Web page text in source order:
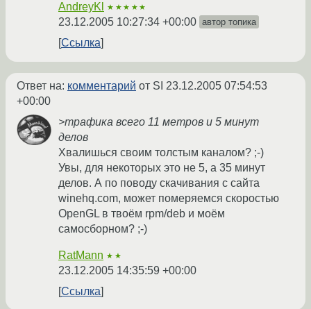
AndreyKl ★★★★★
23.12.2005 10:27:34 +00:00 автор топика
Ссылка
Ответ на: комментарий от SI 23.12.2005 07:54:53
+00:00
>трафика всего 11 метров и 5 минут
делов
Хвалишься своим толстым каналом? ;-)
Увы, для некоторых это не 5, а 35 минут
делов. А по поводу скачивания с сайта
winehq.com, может померяемся скоростью
OpenGL в твоём rpm/deb и моём
самосборном? ;-)
RatMann ★★
23.12.2005 14:35:59 +00:00
Ссылка